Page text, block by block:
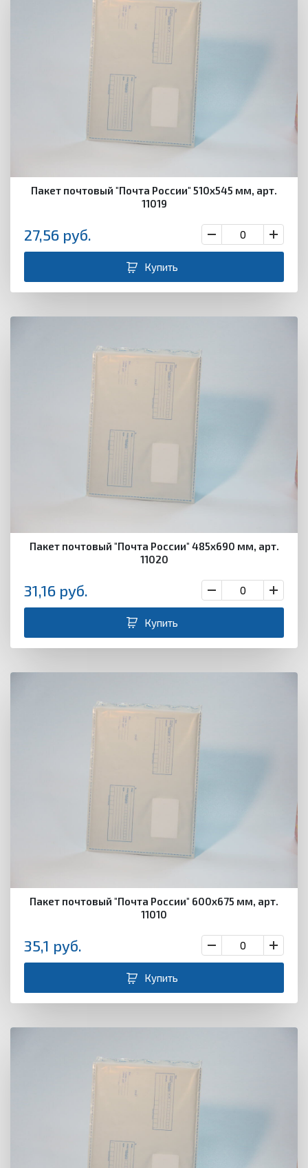
Пакет почтовый "Почта России" 510х545 мм, арт.
11019
27,56 руб.
Купить
Пакет почтовый "Почта России" 485х690 мм, арт.
11020
31,16 руб.
Купить
Пакет почтовый "Почта России" 600х675 мм, арт.
11010
35,1 руб.
Купить